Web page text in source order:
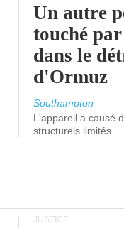
Un autre
touché
dans le
d'Ormuz
Southampton
L'appareil a causé
structurels limités.
JUSTICE